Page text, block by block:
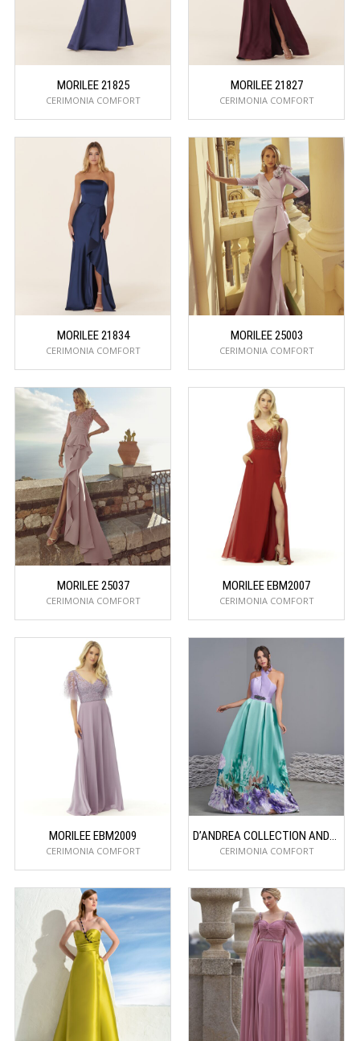
MORILEE 21825
CERIMONIA COMFORT
MORILEE 21827
CERIMONIA COMFORT
MORILEE 21834
CERIMONIA COMFORT
MORILEE 25003
CERIMONIA COMFORT
MORILEE 25037
CERIMONIA COMFORT
MORILEE EBM2007
CERIMONIA COMFORT
MORILEE EBM2009
CERIMONIA COMFORT CERIMONIA COMFORT